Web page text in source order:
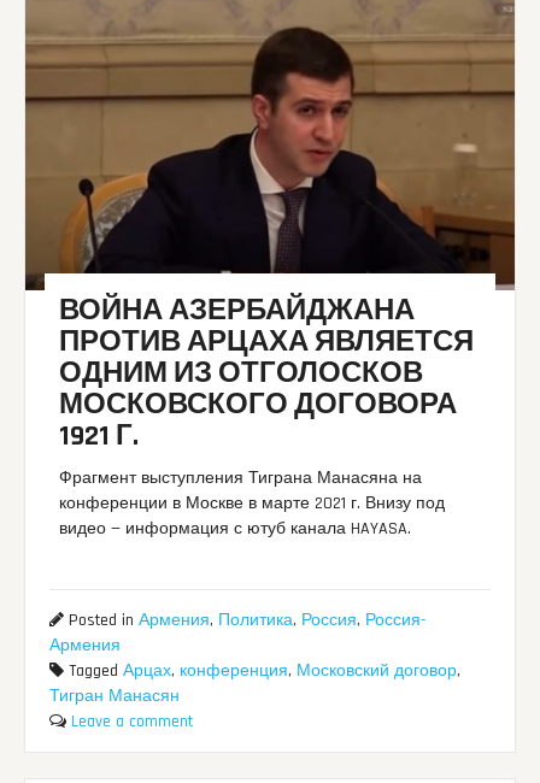
ВОЙНА АЗЕРБАЙДЖАНА
ПРОТИВ АРЦАХА ЯВЛЯЕТСЯ
ОДНИМ ИЗ ОТГОЛОСКОВ
МОСКОВСКОГО ДОГОВОРА
1921 Г.
Фрагмент выступления Тиграна Манасяна на
конференции в Москве в марте 2021 г. Внизу под
видео — информация с ютуб канала HAYASA.
Posted inАрмения, Политика, Россия, Россия-
Армения
TaggedАрцах, конференция, Московский договор,
Тигран Манасян
Leave a comment